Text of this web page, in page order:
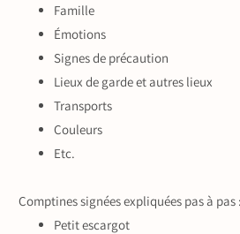
Famille
Émotions
Signes de précaution
Lieux de garde et autres lieux
Transports
Couleurs
Etc.
Comptines signées expliquées pas à pas :
Petit escargot